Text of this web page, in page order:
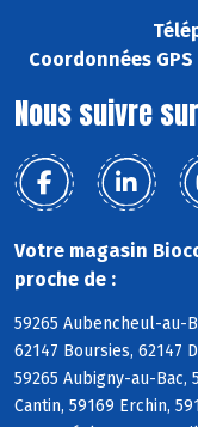
Coordonnées GPS
Nous suivre sur
Votre magasin
proche de :
59265 Aubencheul-au-
62147 Boursies, 62147
59265 Aubigny-au-Bac,
Cantin, 59169 Erchin,